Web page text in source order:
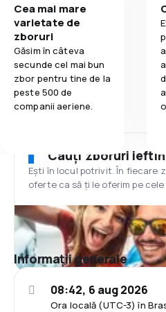
Cea mai mare
varietate de
zboruri
Găsim în câteva
secunde cel mai bun
zbor pentru tine de la
peste 500 de
companii aeriene.
Cauți zboruri
Ești în locul potrivit. În fiecare
oferte ca să ți le oferim pe cele
Informații generale
Ora locală (UTC-3) în
08:42, 6 aug 2026